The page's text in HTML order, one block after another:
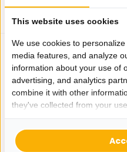
Bricard - Lines - 3-Delig -
Goud - Tumbl...
This website uses cookies
We use cookies to
media features, and analyze
information about your use of
advertising, and analytics
combine it with other
they've collected from your